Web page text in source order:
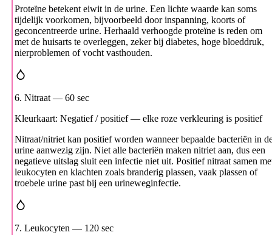
Proteïne betekent eiwit in de urine. Een lichte waarde kan soms
tijdelijk voorkomen, bijvoorbeeld door inspanning, koorts of
geconcentreerde urine. Herhaald verhoogde proteïne is reden om
met de huisarts te overleggen, zeker bij diabetes, hoge bloeddruk,
nierproblemen of vocht vasthouden.
6. Nitraat — 60 sec
Kleurkaart: Negatief / positief — elke roze verkleuring is positief
Nitraat/nitriet kan positief worden wanneer bepaalde bacteriën in
urine aanwezig zijn. Niet alle bacteriën maken nitriet aan, dus een
negatieve uitslag sluit een infectie niet uit. Positief nitraat samen
leukocyten en klachten zoals branderig plassen, vaak plassen of
troebele urine past bij een urineweginfectie.
7. Leukocyten — 120 sec